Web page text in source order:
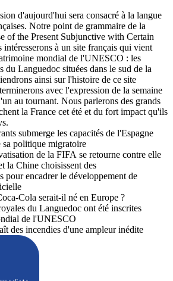
d'aujourd'hui sera consacré à la langue
Notre point de grammaire de la
of the Present Subjunctive with Certain
intéresserons à un site français qui vient
mondial de l'UNESCO : les
du Languedoc situées dans le sud de la
ainsi sur l'histoire de ce site
avec l'expression de la semaine
au tournant. Nous parlerons des grands
la France cet été et du fort impact qu'ils
submerge les capacités de l'Espagne
sa politique migratoire
de la FIFA se retourne contre elle
la Chine choisissent des
pour encadrer le développement de
Cola serait-il né en Europe ?
du Languedoc ont été inscrites
de l'UNESCO
des incendies d'une ampleur inédite